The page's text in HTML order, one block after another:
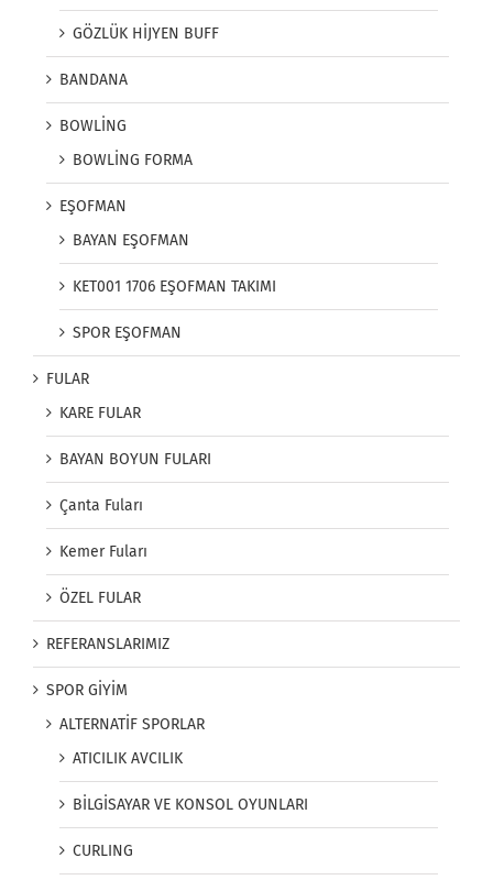
GÖZLÜK HİJYEN BUFF
BANDANA
BOWLİNG
BOWLİNG FORMA
EŞOFMAN
BAYAN EŞOFMAN
KET001 1706 EŞOFMAN TAKIMI
SPOR EŞOFMAN
FULAR
KARE FULAR
BAYAN BOYUN FULARI
Çanta Fuları
Kemer Fuları
ÖZEL FULAR
REFERANSLARIMIZ
SPOR GİYİM
ALTERNATİF SPORLAR
ATICILIK AVCILIK
BİLGİSAYAR VE KONSOL OYUNLARI
CURLING